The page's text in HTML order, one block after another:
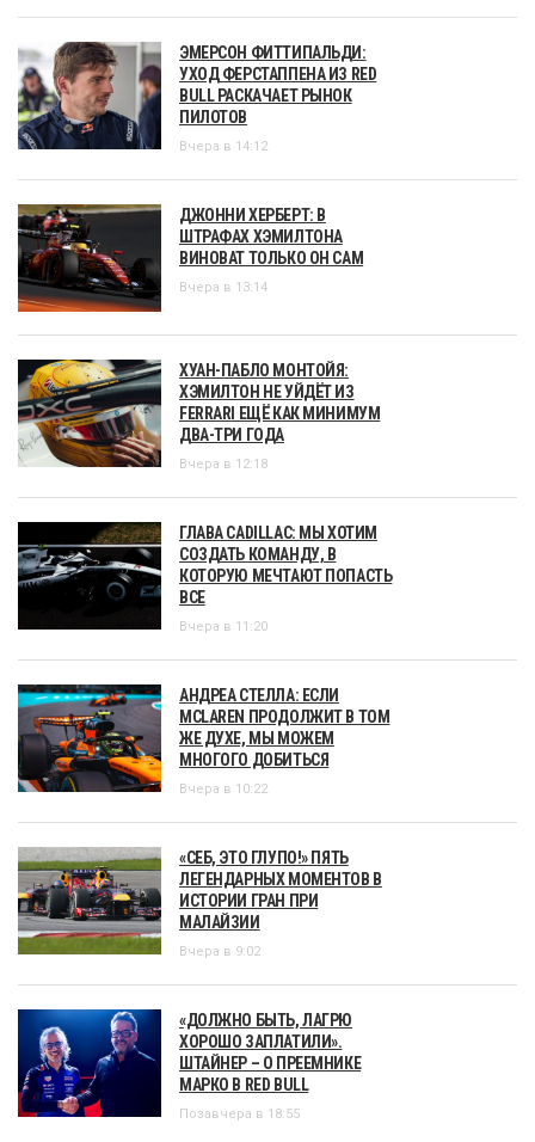
ЭМЕРСОН ФИТТИПАЛЬДИ:
УХОД ФЕРСТАППЕНА ИЗ RED
BULL РАСКАЧАЕТ РЫНОК
ПИЛОТОВ
Вчера в 14:12
ДЖОННИ ХЕРБЕРТ: В
ШТРАФАХ ХЭМИЛТОНА
ВИНОВАТ ТОЛЬКО ОН САМ
Вчера в 13:14
ХУАН-ПАБЛО МОНТОЙЯ:
ХЭМИЛТОН НЕ УЙДЁТ ИЗ
FERRARI ЕЩЁ КАК МИНИМУМ
ДВА-ТРИ ГОДА
Вчера в 12:18
ГЛАВА CADILLAC: МЫ ХОТИМ
СОЗДАТЬ КОМАНДУ, В
КОТОРУЮ МЕЧТАЮТ ПОПАСТЬ
ВСЕ
Вчера в 11:20
АНДРЕА СТЕЛЛА: ЕСЛИ
MCLAREN ПРОДОЛЖИТ В ТОМ
ЖЕ ДУХЕ, МЫ МОЖЕМ
МНОГОГО ДОБИТЬСЯ
Вчера в 10:22
«СЕБ, ЭТО ГЛУПО!» ПЯТЬ
ЛЕГЕНДАРНЫХ МОМЕНТОВ В
ИСТОРИИ ГРАН ПРИ
МАЛАЙЗИИ
Вчера в 9:02
«ДОЛЖНО БЫТЬ, ЛАГРЮ
ХОРОШО ЗАПЛАТИЛИ».
ШТАЙНЕР – О ПРЕЕМНИКЕ
МАРКО В RED BULL
Позавчера в 18:55